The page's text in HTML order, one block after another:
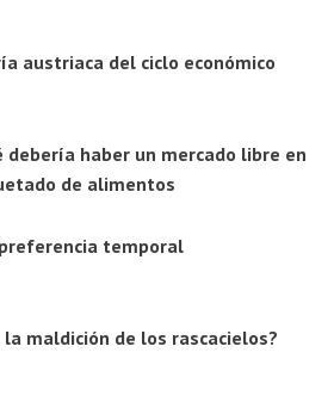
austriaca del ciclo económico
debería haber un mercado libre en
de alimentos
temporal
la maldición de los rascacielos?